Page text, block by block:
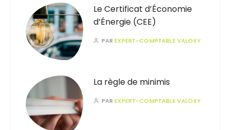
Le Certificat d’Économie
d’Énergie (CEE)
PAREXPERT-COMPTABLE VALOXY
La règle de minimis
PAREXPERT-COMPTABLE VALOXY